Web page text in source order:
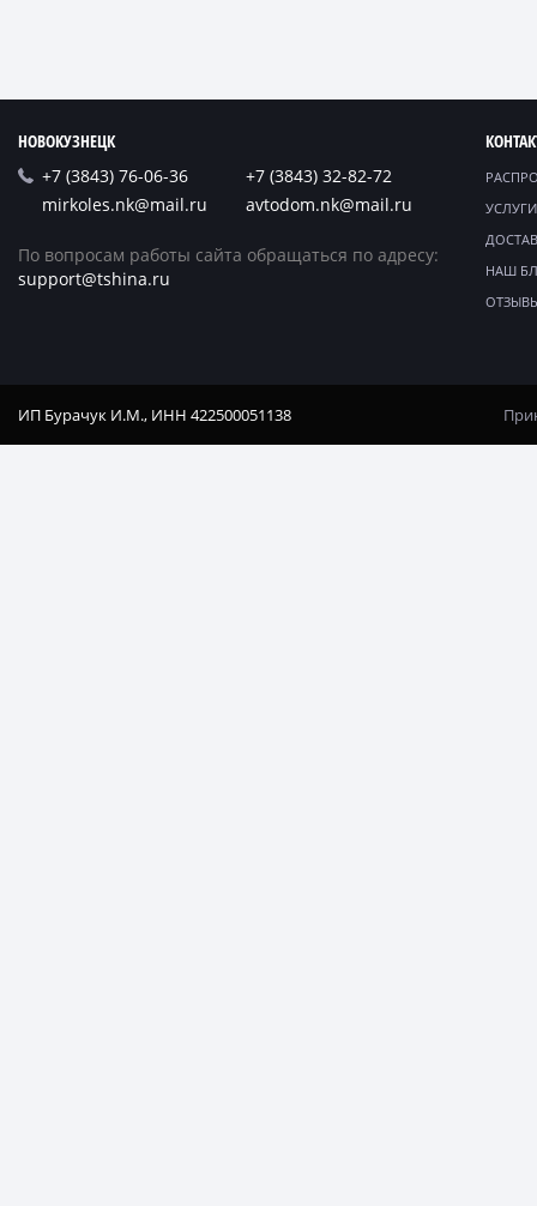
НОВОКУЗНЕЦК
+7 (3843) 76-06-36
+7 (3843) 32-82-72
mirkoles.nk@mail.ru
avtodom.nk@mail.ru
По вопросам работы сайта обращаться по адресу:
support@tshina.ru
НАШ
ИП Бурачук И.М., ИНН 422500051138